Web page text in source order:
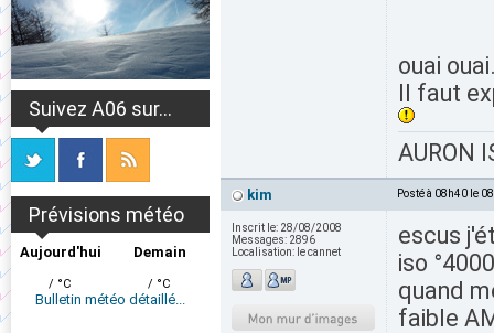
Suivez A06 sur...
Prévisions météo
Aujourd'hui
/ °C
Demain
/ °C
Bulletin météo détaillé...
ouai
Il faut
AURON
kim Posté à 08h40 le
Inscrit le: 28/08/2008
Messages: 2896
Localisation: le cannet
escus
iso
quand
faible